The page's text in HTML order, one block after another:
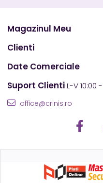
Magazinul Meu
Clienti
Date Comerciale
Suport ClientiL-V 10:00 -
office@crinis.ro